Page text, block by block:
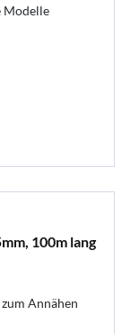
Modelle
100m lang
Annähen